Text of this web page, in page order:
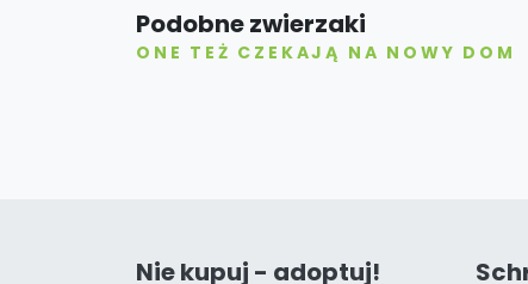
Podobne zwierzaki
ONE TEŻ CZEKAJĄ NA NOWY DOM
Nie kupuj - adoptuj!